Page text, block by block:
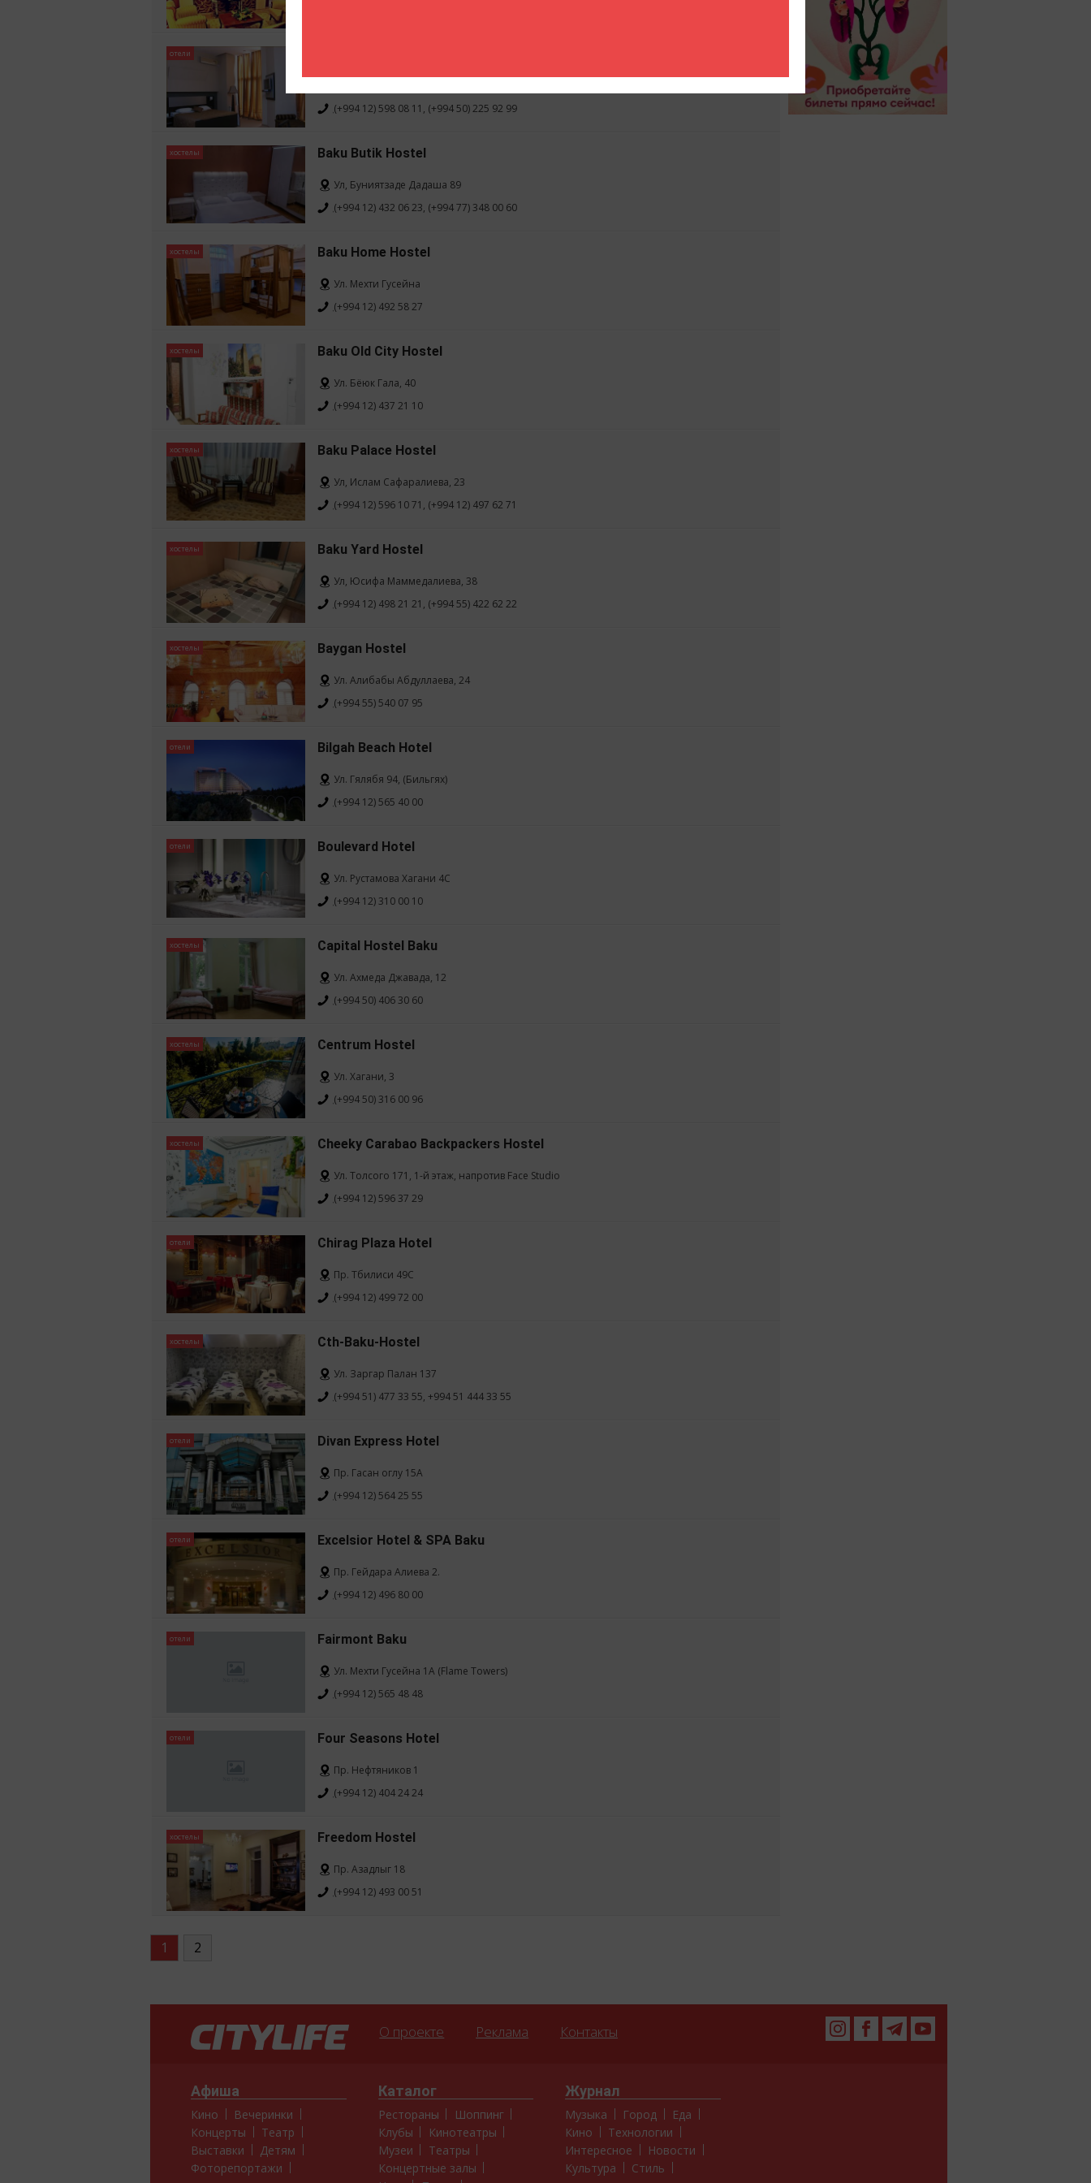
отели
(+994 12) 598 08 11, (+994 50) 225 92 99
хостелы Baku Butik Hostel
Ул, Буниятзаде Дадаша 89
(+994 12) 432 06 23, (+994 77) 348 00 60
хостелы Baku Home Hostel
Ул. Мехти Гусейна
(+994 12) 492 58 27
хостелы Baku Old City Hostel
Ул. Бёюк Гала, 40
(+994 12) 437 21 10
хостелы Baku Palace Hostel
Ул, Ислам Сафаралиева, 23
(+994 12) 596 10 71, (+994 12) 497 62 71
хостелы Baku Yard Hostel
Ул, Юсифа Маммедалиева, 38
(+994 12) 498 21 21, (+994 55) 422 62 22
хостелы Baygan Hostel
Ул. Алибабы Абдуллаева, 24
(+994 55) 540 07 95
отели Bilgah Beach Hotel
Ул. Гялябя 94, (Бильгях)
(+994 12) 565 40 00
отели Boulevard Hotel
Ул. Рустамова Хагани 4С
(+994 12) 310 00 10
хостелы Capital Hostel Baku
Ул. Ахмеда Джавада, 12
(+994 50) 406 30 60
хостелы Centrum Hostel
Ул. Хагани, 3
(+994 50) 316 00 96
хостелы Cheeky Carabao Backpackers Hostel
Ул. Толсого 171, 1-й этаж, напротив Face Studio
(+994 12) 596 37 29
отели Chirag Plaza Hotel
Пр. Тбилиси 49С
(+994 12) 499 72 00
хостелы Cth-Baku-Hostel
Ул. Заргар Палан 137
(+994 51) 477 33 55, +994 51 444 33 55
отели Divan Express Hotel
Пр. Гасан оглу 15А
(+994 12) 564 25 55
отели Excelsior Hotel & SPA Baku
Пр. Гейдара Алиева 2.
(+994 12) 496 80 00
отели Fairmont Baku
Ул. Мехти Гусейна 1А (Flame Towers)
(+994 12) 565 48 48
отели Four Seasons Hotel
Пр. Нефтяников 1
(+994 12) 404 24 24
хостелы Freedom Hostel
Пр. Азадлыг 18
(+994 12) 493 00 51
1 2
О проекте Реклама Контакты
Афиша
Кино
Вечеринки
Концерты
Театр
Выставки
Детям
Фоторепортажи
Каталог
Рестораны
Шоппинг
Клубы
Кинотеатры
Музеи
Театры
Концертные залы
Журнал
Музыка Город
Еда
Кино
Технологии
Интересное
Новости
Культура
Стиль